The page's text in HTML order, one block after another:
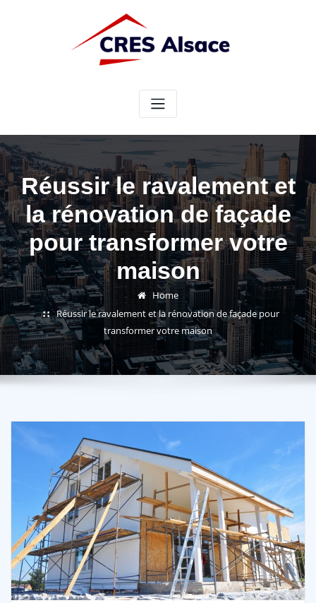
Réussir le ravalement et
la rénovation de façade
pour transformer votre
maison
Home
Réussir le ravalement et la rénovation de façade pour
transformer votre maison